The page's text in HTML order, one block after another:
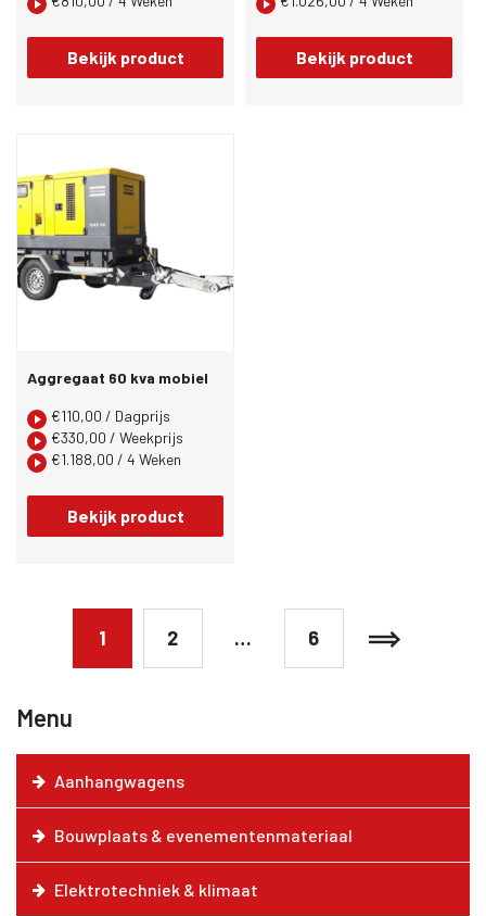
Menu
Aanhangwagens
Bouwplaats & evenementenmateriaal
Elektrotechniek & klimaat
Bekijk product Bekijk product
Aggregaat 60 kva mobiel
€110,00 / Dagprijs
€330,00 / Weekprijs
€1.188,00 / 4 Weken
Bekijk product
1 2 … 6